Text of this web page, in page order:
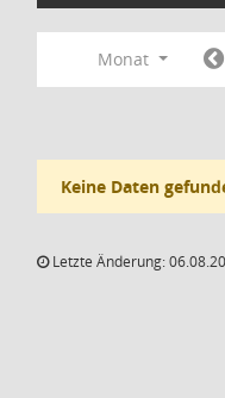
Monat
Keine Daten
Letzte Änderung: